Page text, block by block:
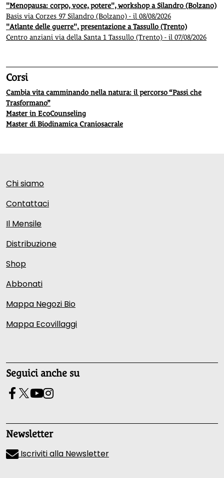
"Menopausa: corpo, voce, potere", workshop a Silandro (Bolzano)
Basis via Corzes 97 Silandro (Bolzano) - il 08/08/2026
"Atlante delle guerre", presentazione a Tassullo (Trento)
Centro anziani via della Santa 1 Tassullo (Trento) - il 07/08/2026
Corsi
Cambia vita camminando nella natura: il percorso “Passi che
Trasformano”
Master in EcoCounseling
Master di Biodinamica Craniosacrale
Chi siamo
Contattaci
Il Mensile
Distribuzione
Shop
Abbonati
Mappa Negozi Bio
Mappa Ecovillaggi
Seguici anche su
Newsletter
Iscriviti alla Newsletter